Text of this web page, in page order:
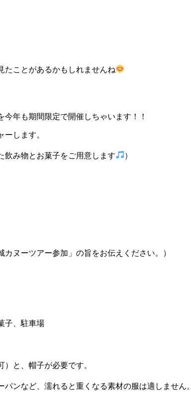
たことがあるかもしれませんね
年も期間限定で開催しちゃいます！！
します。
飲み物とお菓子をご用意します
）
ヌーツアー参加」の旨をお伝えください。）
子、駐車場
と、帽子が必要です。
ンなど、濡れると重くなる素材の服は適しません。